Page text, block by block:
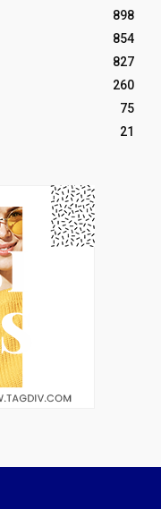
898
854
827
260
75
21